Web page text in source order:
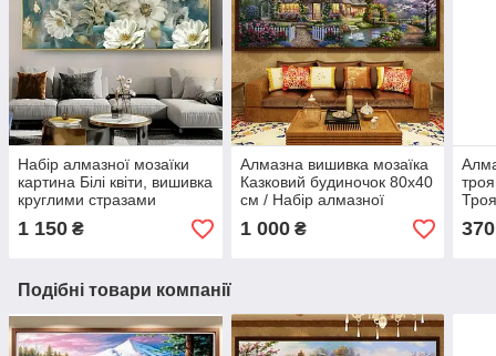
Набір алмазної мозаїки
картина Білі квіти, вишивка
круглими стразами
великого розміру
1 150 ₴
Алмазна вишивка мозаїка
Казковий будиночок 80х40
см / Набір алмазної
мозаїки Будинок/ Алмазна
мозаїка пейзаж без рамки
1 000₴ 370
Подібні товари компанії